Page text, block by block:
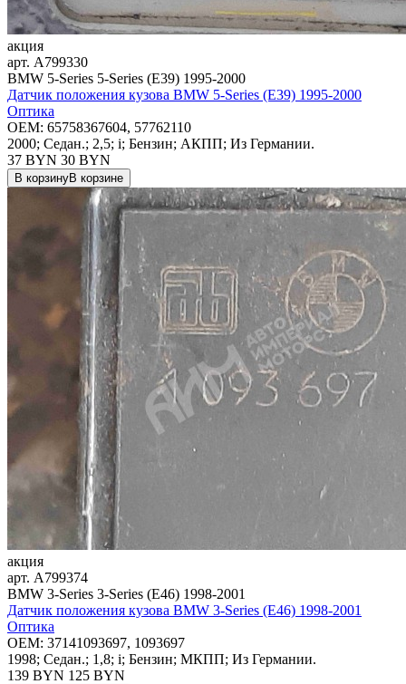
акция
арт. A799330
BMW 5-Series 5-Series (E39) 1995-2000
Датчик положения кузова BMW 5-Series (E39) 1995-2000
Оптика
OEM: 65758367604, 57762110
2000; Седан.; 2,5; i; Бензин; АКПП; Из Германии.
37 BYN 30 BYN
В корзинуВ корзине
акция
арт. A799374
BMW 3-Series 3-Series (E46) 1998-2001
Датчик положения кузова BMW 3-Series (E46) 1998-2001
Оптика
OEM: 37141093697, 1093697
1998; Седан.; 1,8; i; Бензин; МКПП; Из Германии.
139 BYN 125 BYN